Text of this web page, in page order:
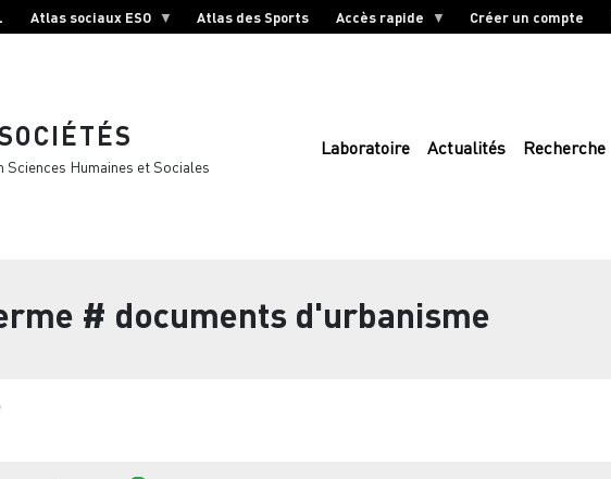
Atlas sociaux ESO Atlas des Sports Accès rapide Créer un compte
Humaines et Sociales
Laboratoire Actualités Recherche
# documents d'urbanisme